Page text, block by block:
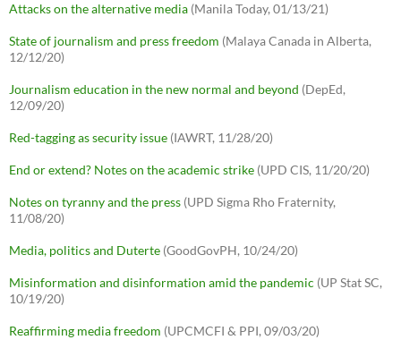
Attacks on the alternative media (Manila Today, 01/13/21)
State of journalism and press freedom (Malaya Canada in Alberta,
12/12/20)
Journalism education in the new normal and beyond (DepEd,
12/09/20)
Red-tagging as security issue (IAWRT, 11/28/20)
End or extend? Notes on the academic strike (UPD CIS, 11/20/20)
Notes on tyranny and the press (UPD Sigma Rho Fraternity,
11/08/20)
Media, politics and Duterte (GoodGovPH, 10/24/20)
Misinformation and disinformation amid the pandemic (UP Stat SC,
10/19/20)
Reaffirming media freedom (UPCMCFI & PPI, 09/03/20)